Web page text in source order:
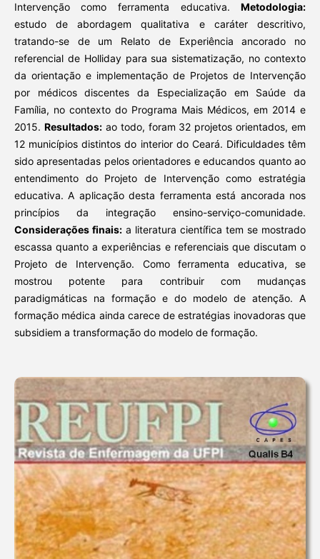
Intervenção como ferramenta educativa.Metodologia:
estudo de abordagem qualitativa e caráter descritivo,
tratando-se de um Relato de Experiência ancorado no
referencial de Holliday para sua sistematização, no contexto
da orientação e implementação de Projetos de Intervenção
por médicos discentes da Especialização em Saúde da
Família, no contexto do Programa Mais Médicos, em 2014 e
2015. Resultados:ao todo, foram 32 projetos orientados, em
12 municípios distintos do interior do Ceará. Dificuldades têm
sido apresentadas pelos orientadores e educandos quanto ao
entendimento do Projeto de Intervenção como estratégia
educativa. A aplicação desta ferramenta está ancorada nos
princípios da integração ensino-serviço-comunidade.
Considerações finais:a literatura científica tem se mostrado
escassa quanto a experiências e referenciais que discutam o
Projeto de Intervenção. Como ferramenta educativa, se
mostrou potente para contribuir com mudanças
paradigmáticas na formação e do modelo de atenção. A
formação médica ainda carece de estratégias inovadoras que
subsidiem a transformação do modelo de formação.